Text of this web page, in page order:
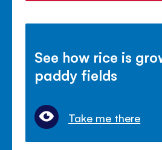
See how rice is
paddy fields
Take me there